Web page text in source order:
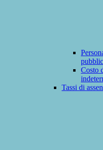
Costo
Tassi di